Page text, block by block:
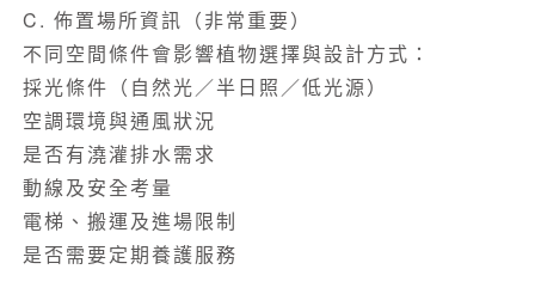
C. 佈置場所資訊（非常重要）
不同空間條件會影響植物選擇與設計方式：
採光條件（自然光／半日照／低光源）
空調環境與通風狀況
是否有澆灌排水需求
動線及安全考量
電梯、搬運及進場限制
是否需要定期養護服務